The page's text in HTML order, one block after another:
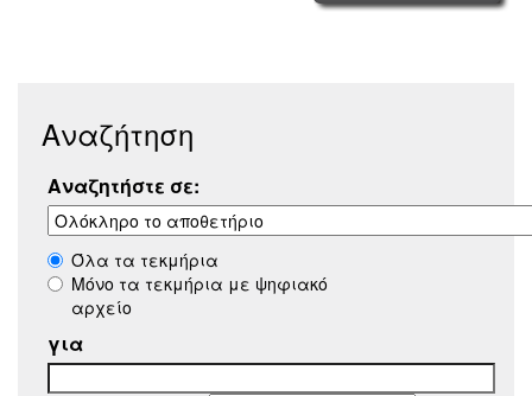
Αναζήτηση
Αναζητήστε σε:
Όλα τα τεκμήρια
Μόνο τα τεκμήρια με ψηφιακό
αρχείο
για